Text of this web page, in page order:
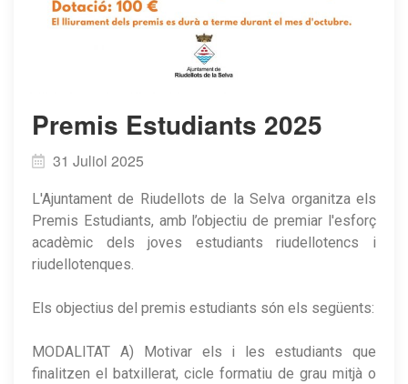
Premis Estudiants 2025
31 Juliol 2025
L'Ajuntament de Riudellots de la Selva organitza els
Premis Estudiants, amb l’objectiu de premiar l'esforç
acadèmic dels joves estudiants riudellotencs i
riudellotenques.
Els objectius del premis estudiants són els següents:
MODALITAT A) Motivar els i les estudiants que
finalitzen el batxillerat, cicle formatiu de grau mitjà o